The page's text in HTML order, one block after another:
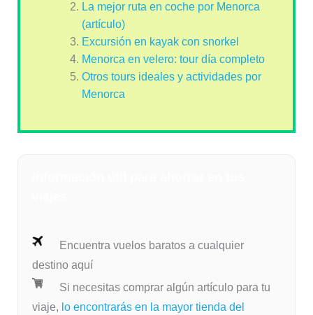
La mejor ruta en coche por Menorca
(artículo)
Excursión en kayak con snorkel
Menorca en velero: tour día completo
Otros tours ideales y actividades por
Menorca
Encuentra vuelos baratos a cualquier
destino aquí
Si necesitas comprar algún artículo para tu
viaje, lo encontrarás en la mayor tienda del